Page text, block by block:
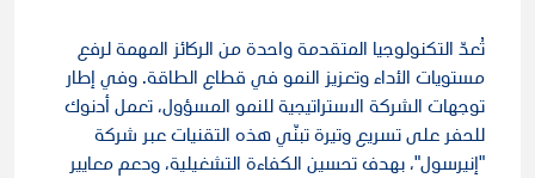
تُعدّ التكنولوجيا المتقدمة واحدة من الركائز المهمة لرفع
مستويات الأداء وتعزيز النمو في قطاع الطاقة. وفي إطار
توجهات الشركة الاستراتيجية للنمو المسؤول، تعمل أدنوك
للحفر على تسريع وتيرة تبنّي هذه التقنيات عبر شركة
"إنيرسول"، بهدف تحسين الكفاءة التشغيلية، ودعم معايير